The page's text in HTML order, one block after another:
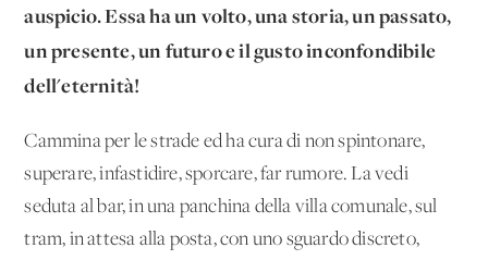
auspicio. Essa ha un volto, una storia, un passato,
un presente, un futuro e il gusto inconfondibile
dell'eternità!
Cammina per le strade ed ha cura di non spintonare,
superare, infastidire, sporcare, far rumore. La vedi
seduta al bar, in una panchina della villa comunale, sul
tram, in attesa alla posta, con uno sguardo discreto,